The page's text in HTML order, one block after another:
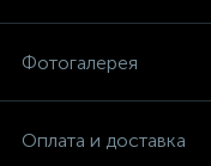
Фотогалерея
Оплата и доставка